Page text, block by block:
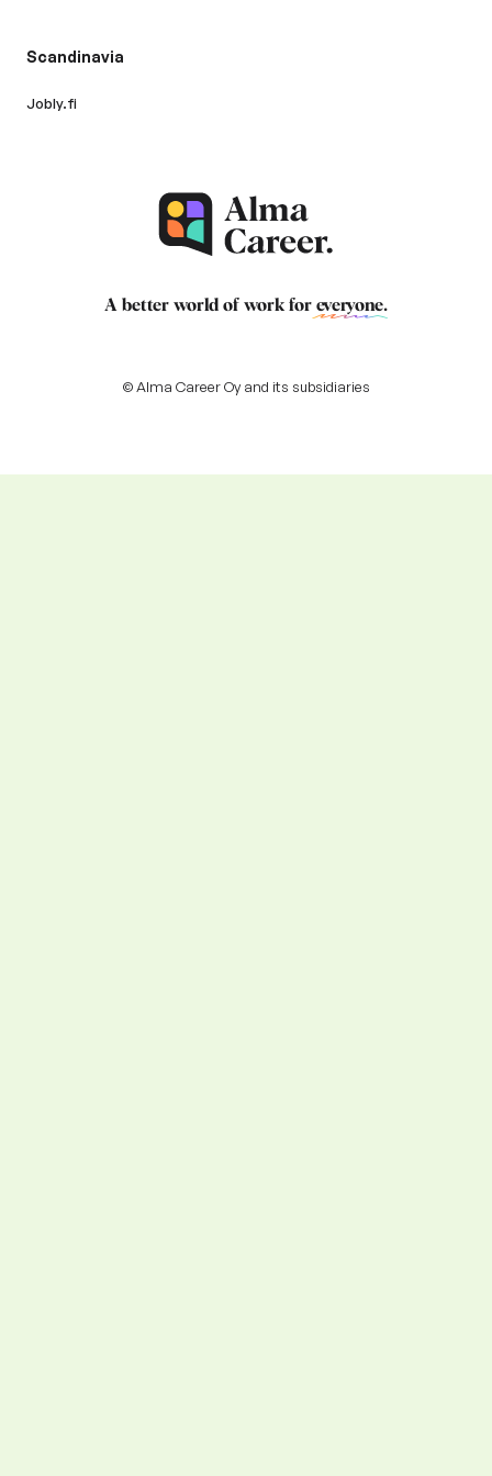
Scandinavia
Jobly.fi
A better world of work for everyone.
© Alma Career Oy and its subsidiaries